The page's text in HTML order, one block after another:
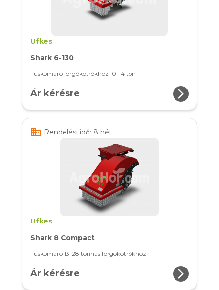
Ufkes
Shark 6-130
Tuskómaró forgókotrókhoz 10-14 ton
Ár kérésre arrow_forward_ios
business Rendelési idő: 8 hét
Ufkes
Shark 8 Compact
Tuskómaró 13-28 tonnás forgókotrókhoz
Ár kérésre arrow_forward_ios